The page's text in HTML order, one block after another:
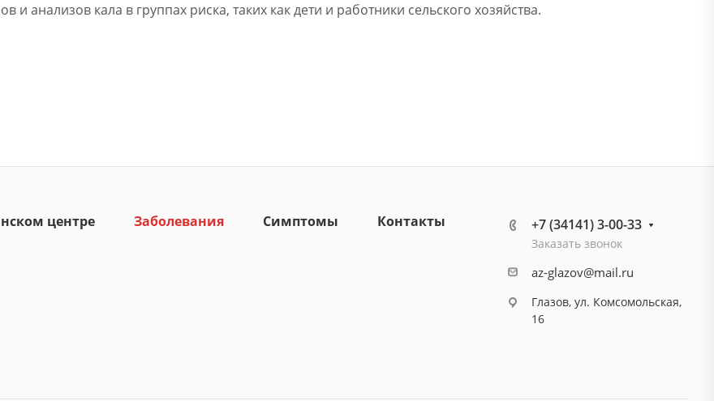
анализов кала в группах риска, таких как дети и работники сельского хозяйства.
центре Заболевания Симптомы Контакты +7 (34141) 3-00-33
Заказать звонок
az-glazov@mail.ru
Глазов, ул. Комсомольская,
16